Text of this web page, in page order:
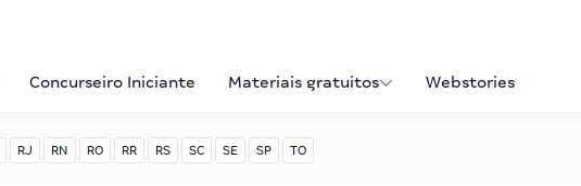
Concurseiro Iniciante Materiais gratuitos Webstories
RJ RN RO RR RS SC SE SP TO